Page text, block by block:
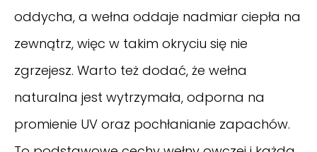
oddycha, a wełna oddaje nadmiar ciepła na
zewnątrz, więc w takim okryciu się nie
zgrzejesz. Warto też dodać, że wełna
naturalna jest wytrzymała, odporna na
promienie UV oraz pochłanianie zapachów.